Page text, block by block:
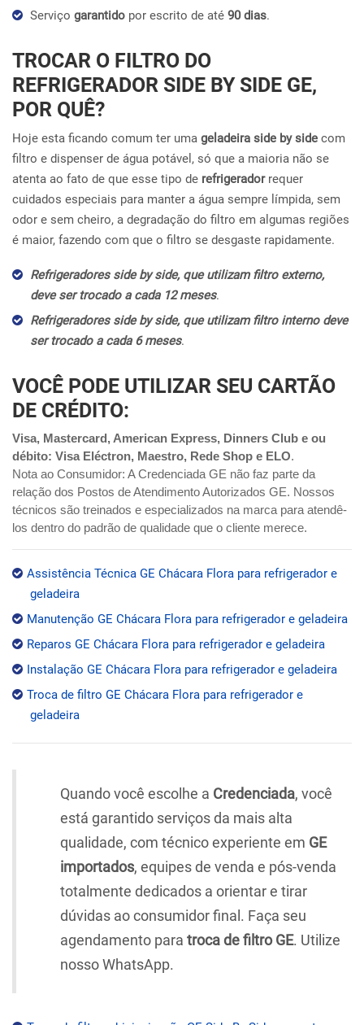
Serviço garantido por escrito de até 90 dias.
TROCAR O FILTRO DO
REFRIGERADOR SIDE BY SIDE GE,
POR QUÊ?
Hoje esta ficando comum ter uma geladeira side by side com
filtro e dispenser de água potável, só que a maioria não se
atenta ao fato de que esse tipo de refrigeradorrequer
cuidados especiais para manter a água sempre límpida, sem
odor e sem cheiro, a degradação do filtro em algumas regiões
é maior, fazendo com que o filtro se desgaste rapidamente.
Refrigeradores side by side, que utilizam filtro externo,
deve ser trocado a cada 12 meses.
Refrigeradores side by side, que utilizam filtro interno deve
ser trocado a cada 6 meses.
VOCÊ PODE UTILIZAR SEU CARTÃO
DE CRÉDITO:
Visa, Mastercard, American Express, Dinners Club e ou
débito: Visa Eléctron, Maestro, Rede Shop e ELO.
Nota ao Consumidor: A Credenciada GE não faz parte da
relação dos Postos de Atendimento Autorizados GE. Nossos
técnicos são treinados e especializados na marca para atendê-
los dentro do padrão de qualidade que o cliente merece.
Assistência Técnica GE Chácara Flora para refrigerador e
geladeira
Manutenção GE Chácara Flora para refrigerador e geladeira
Reparos GE Chácara Flora para refrigerador e geladeira
Instalação GE Chácara Flora para refrigerador e geladeira
Troca de filtro GE Chácara Flora para refrigerador e
geladeira
Quando você escolhe a Credenciada, você
está garantido serviços da mais alta
qualidade, com técnico experiente em GE
importados, equipes de venda e pós-venda
totalmente dedicados a orientar e tirar
dúvidas ao consumidor final. Faça seu
agendamento para troca de filtro GE. Utilize
nosso WhatsApp.